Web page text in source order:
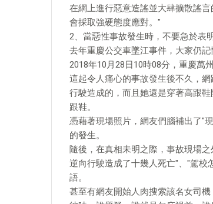
在網上進行惡意造謠並大肆擴散謠
會採取強硬態度應對。"
2、當惡性事故發生時，不要急於表
去年重慶公交車墜江事件，大家仍記
2018年10月28日10時08分，重慶萬
這起令人痛心的事故發生後不久，
行駛造成的，而且她還是穿著高跟
跟鞋。
憑藉著現場照片，網友們腦補出了"
的發生。
隨後，在真相未明之際，事故現場
逆向行駛造成了十幾人死亡"、"駕校
語。
甚至有網友開始人肉搜索該名女司